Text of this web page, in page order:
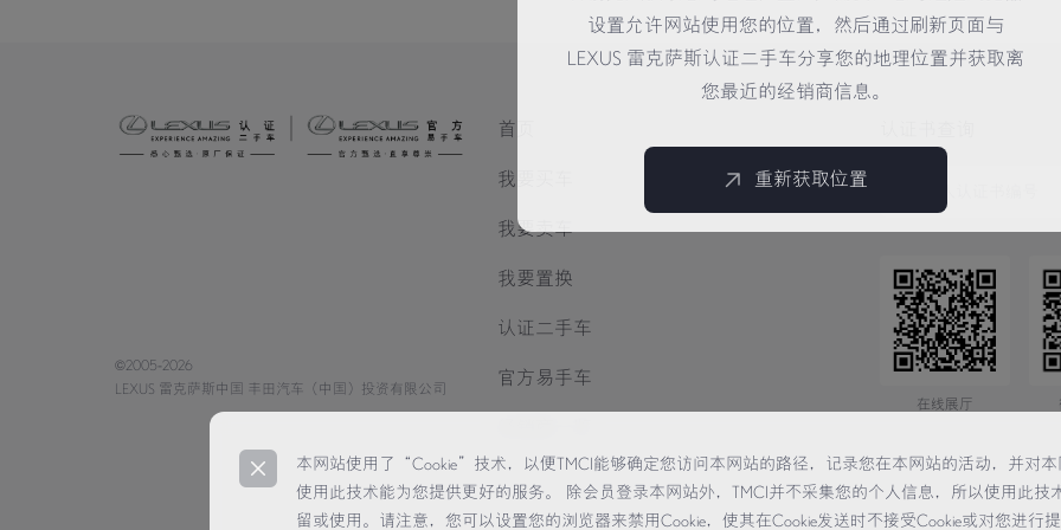
本网站使用了“Cookie”技术，以便TMCI能够确定您访问本网站的路径，记录您在本网站的活动，并对
使用此技术能为您提供更好的服务。 除会员登录本网站外，TMCI并不采集您的个人信息，所以使用此技
留或使用。请注意，您可以设置您的浏览器来禁用Cookie，使其在Cookie发送时不接受Cookie或对您进行
设置允许网站使用您的位置，然后通过刷新页面与
LEXUS 雷克萨斯认证二手车分享您的地理位置并获取离
您最近的经销商信息。
重新获取位置
©2005-2026
LEXUS 雷克萨斯中国 丰田汽车（中国）投资有限公司
首页
我要买车
我要卖车
我要置换
认证二手车
官方易手车
在线展厅